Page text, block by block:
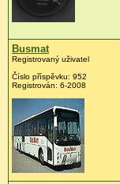
Busmat
Registrovaný uživatel
Číslo příspěvku: 952
Registrován: 6-2008